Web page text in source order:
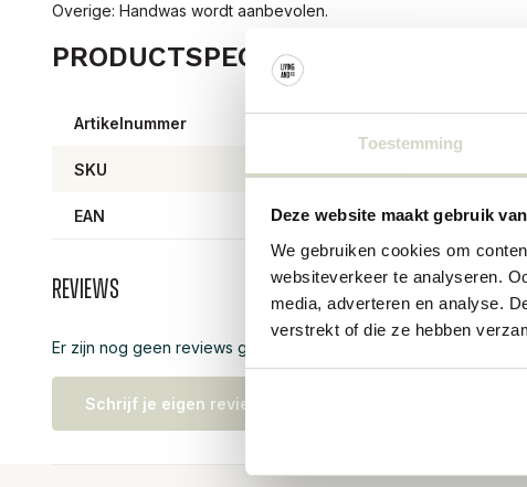
Toestemming
Deze website maakt gebruik
We gebruiken cookies om
websiteverkeer te analyseren.
media, adverteren en analyse.
verstrekt of die ze hebben
Overige: Handwas wordt aanbevolen.
PRODUCTSPECIFICATIES
Artikelnummer
SKU
EAN
Reviews
Er zijn nog geen reviews geschreven over dit product..
Schrijf je eigen review